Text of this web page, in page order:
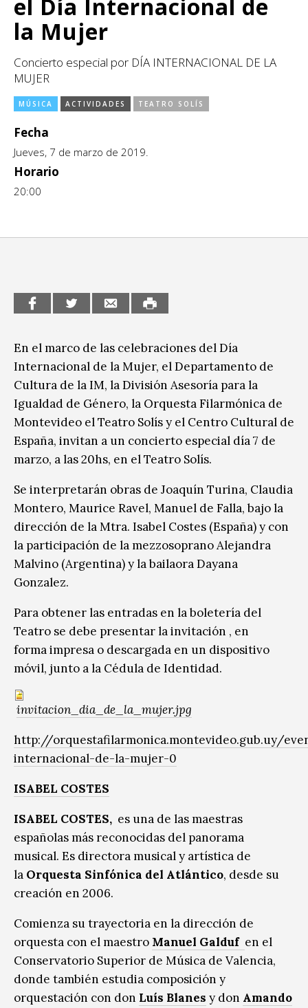
CCE en el interior/libros
Espacio itinerante de lectura infantil
Exposiciones
Género y Diversidad
Infantil y Juvenil
Letras
Medio Ambiente
Sin categoría
el Día Internacional de
la Mujer
Concierto especial por DÍA INTERNACIONAL DE LA
MUJER
MÚSICA ACTIVIDADES TEATRO SOLÍS
Fecha
Jueves, 7 de marzo de 2019.
Horario
20:00
En el marco de las celebraciones del Día
Internacional de la Mujer, el Departamento de
Cultura de la IM, la División Asesoría para la
Igualdad de Género, la Orquesta Filarmónica de
Montevideo el Teatro Solís y el Centro Cultural de
España, invitan a un concierto especial día 7 de
marzo, a las 20hs, en el Teatro Solís.
Se interpretarán obras de Joaquín Turina, Claudia
Montero, Maurice Ravel, Manuel de Falla, bajo la
dirección de la Mtra. Isabel Costes (España) y con
la participación de la mezzosoprano Alejandra
Malvino (Argentina) y la bailaora Dayana
Gonzalez.
Para obtener las entradas en la boletería del
Teatro se debe presentar la invitación , en
forma impresa o descargada en un dispositivo
móvil, junto a la Cédula de Identidad.
invitacion_dia_de_la_mujer.jpg
http://orquestafilarmonica.montevideo.gub.uy/
internacional-de-la-mujer-0
ISABEL COSTES
ISABEL COSTES, es una de las maestras
españolas más reconocidas del panorama
musical. Es directora musical y artística de
la Orquesta Sinfónica del Atlántico, desde su
creación en 2006.
Comienza su trayectoria en la dirección de
orquesta con el maestro Manuel Galduf en el
Conservatorio Superior de Música de Valencia,
donde también estudia composición y
orquestación con don Luís Blanes y don Amando